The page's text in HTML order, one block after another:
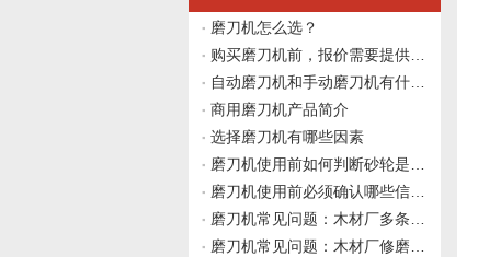
磨刀机怎么选？
商用磨刀机产品简介
选择磨刀机有哪些因素